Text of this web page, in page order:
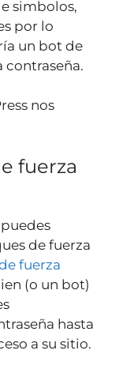
simbolos,
por lo
un bot de
contraseña.
nos
fuerza
de fuerza
fuerza
(o un bot)
hasta
a su sitio.